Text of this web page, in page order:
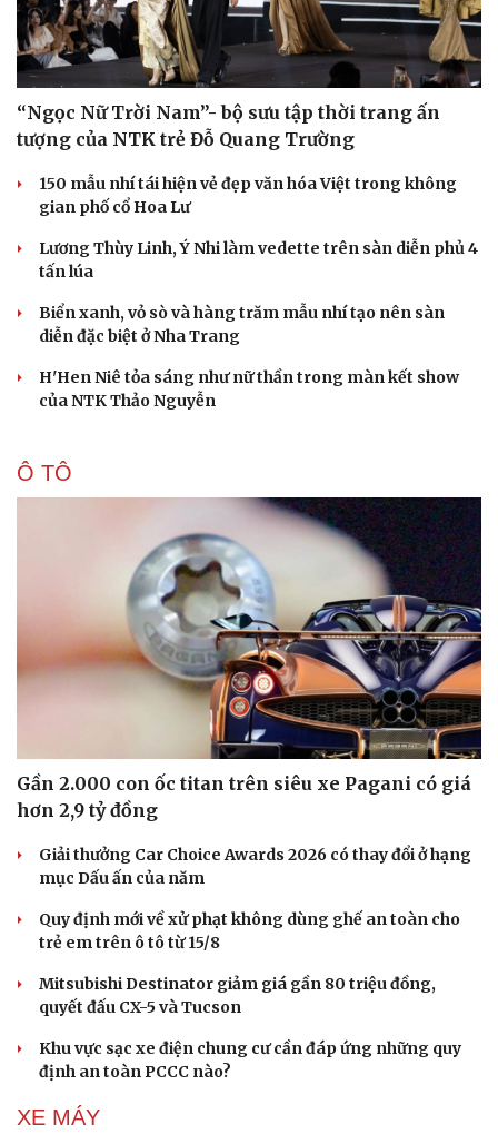
Du lịch
check-in
Podcast
Câu chuyện thời
Đọc truyện đêm
Cửa sổ tình yêu
Kể chuyện cho bé
“Ngọc Nữ Trời Nam”- bộ sưu tập thời trang ấn
tượng của NTK trẻ Đỗ Quang Trường
150 mẫu nhí tái hiện vẻ đẹp văn hóa Việt trong không
gian phố cổ Hoa Lư
Lương Thùy Linh, Ý Nhi làm vedette trên sàn diễn phủ 4
tấn lúa
Biển xanh, vỏ sò và hàng trăm mẫu nhí tạo nên sàn
diễn đặc biệt ở Nha Trang
H'Hen Niê tỏa sáng như nữ thần trong màn kết show
của NTK Thảo Nguyễn
Ô TÔ
Gần 2.000 con ốc titan trên siêu xe Pagani có giá
hơn 2,9 tỷ đồng
Giải thưởng Car Choice Awards 2026 có thay đổi ở hạng
mục Dấu ấn của năm
Quy định mới về xử phạt không dùng ghế an toàn cho
trẻ em trên ô tô từ 15/8
Mitsubishi Destinator giảm giá gần 80 triệu đồng,
quyết đấu CX-5 và Tucson
Khu vực sạc xe điện chung cư cần đáp ứng những quy
định an toàn PCCC nào?
XE MÁY